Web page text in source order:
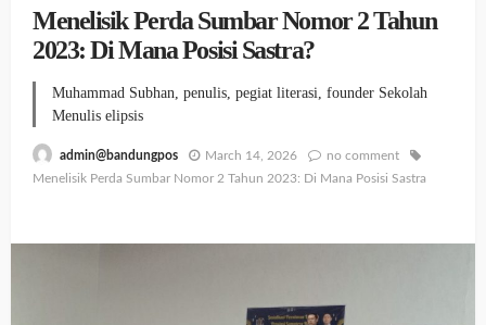
Menelisik Perda Sumbar Nomor 2 Tahun
2023: Di Mana Posisi Sastra?
Muhammad Subhan, penulis, pegiat literasi, founder Sekolah
Menulis elipsis
admin@bandungpos March 14, 2026
no comment
Menelisik Perda Sumbar Nomor 2 Tahun 2023: Di Mana Posisi Sastra